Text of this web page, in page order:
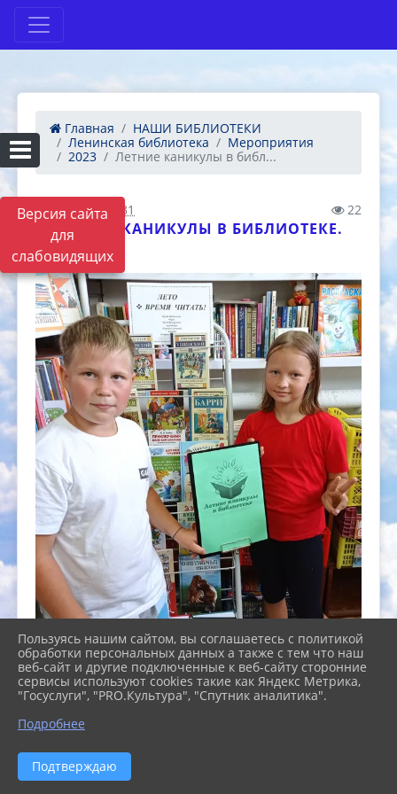
Версия сайта
для
слабовидящих
Главная
НАШИ БИБЛИОТЕКИ
Ленинская библиотека
Мероприятия
2023
Летние каникулы в библ...
13.10.2023 06:31 22
ЛЕТНИЕ КАНИКУЛЫ В БИБЛИОТЕКЕ.
Пользуясь нашим сайтом, вы соглашаетесь с политикой
обработки персональных данных а также с тем что наш
веб-сайт и другие подключенные к веб-сайту сторонние
сервисы используют cookies такие как Яндекс Метрика,
"Госуслуги", "PRO.Культура", "Спутник аналитика".
Подробнее
Подтверждаю